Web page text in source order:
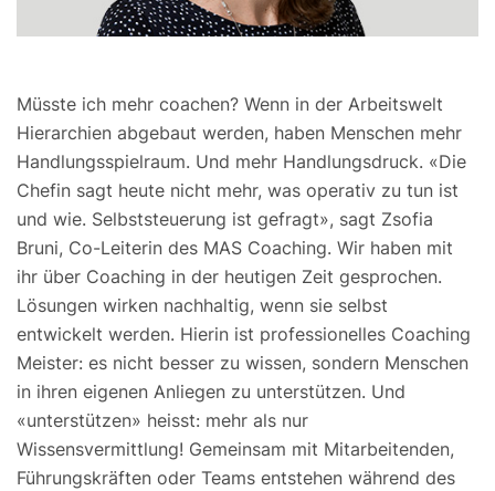
Müsste ich mehr coachen? Wenn in der Arbeitswelt
Hierarchien abgebaut werden, haben Menschen mehr
Handlungsspielraum. Und mehr Handlungsdruck. «Die
Chefin sagt heute nicht mehr, was operativ zu tun ist
und wie. Selbststeuerung ist gefragt», sagt Zsofia
Bruni, Co-Leiterin des MAS Coaching. Wir haben mit
ihr über Coaching in der heutigen Zeit gesprochen.
Lösungen wirken nachhaltig, wenn sie selbst
entwickelt werden. Hierin ist professionelles Coaching
Meister: es nicht besser zu wissen, sondern Menschen
in ihren eigenen Anliegen zu unterstützen. Und
«unterstützen» heisst: mehr als nur
Wissensvermittlung! Gemeinsam mit Mitarbeitenden,
Führungskräften oder Teams entstehen während des